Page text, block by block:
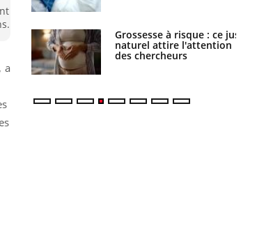
a
Grossesse à risque : ce jus
naturel attire l'attention
des chercheurs
Cancer colorectal : une
stratégie simple aurait
changé la donne au Pays